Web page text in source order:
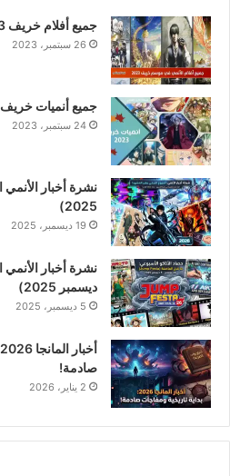
جميع أفلام خريف 2023 – قائمة كاملة
26 سبتمبر، 2023
جميع أنميات خريف 2023 – قائمة كاملة
24 سبتمبر، 2023
2025)
19 ديسمبر، 2025
ديسمبر 2025)
5 ديسمبر، 2025
صادمة!
2 يناير، 2026